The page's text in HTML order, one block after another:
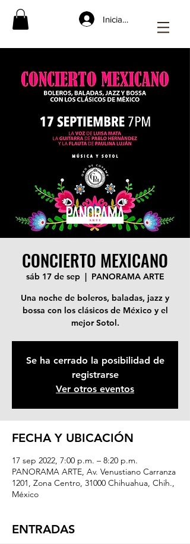
Iniciar sesión
CONCIERTO MEXICANO
sáb 17 de sep
  |
PANORAMA ARTE
Una noche de boleros, baladas, jazz y
bossa con los clásicos de México y el
mejor Sotol.
Se ha cerrado la posibilidad de
registrarse
Ver otros eventos
FECHA Y UBICACIÓN
17 sep 2022, 7:00 p.m. – 8:20 p.m.
PANORAMA ARTE, Av. Venustiano Carranza
1201, Zona Centro, 31000 Chihuahua, Chih.,
México
ENTRADAS